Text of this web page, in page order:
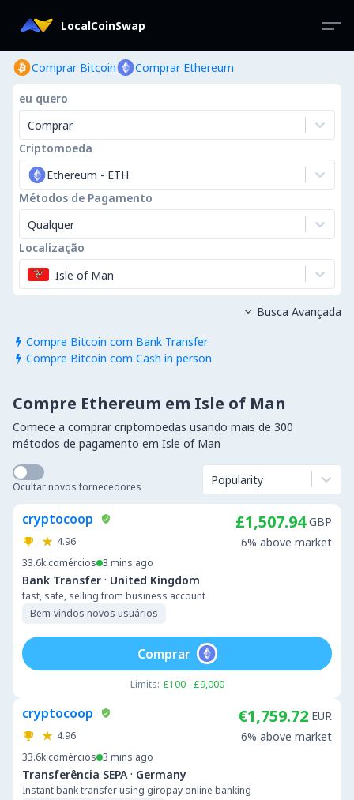
LocalCoinSwap
Comprar Bitcoin Comprar Ethereum
eu quero
Comprar
Criptomoeda
Ethereum - ETH
Métodos de Pagamento
Qualquer
Localização
Isle of Man
 Compre Bitcoin com Bank Transfer
 Compre Bitcoin com Cash in person
 Busca Avançada
Compre Ethereum em Isle of Man
Comece a comprar criptomoedas usando mais de 300
métodos de pagamento em Isle of Man
Ocultar novos fornecedores Popularity
cryptocoop
4.96
33.6k comércios 3 mins ago
Bank Transfer · United Kingdom
fast, safe, selling from business account
Bem-vindos novos usuários
£1,507.94 GBP
6% above market
Limits: £100 - £9,000
Comprar
cryptocoop
4.96
33.6k comércios 3 mins ago
Transferência SEPA · Germany
Instant bank transfer using giropay online banking
€1,759.72 EUR
6% above market